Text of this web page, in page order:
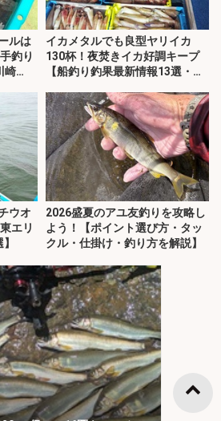
ルは
釣り
崎
イカメタルでも良型ヤリイカ
130杯！夜焚きイカ好調キープ
【船釣り釣果最新情報13選・玄
ウオ
エリ
2026盛夏のアユ友釣りを攻略し
よう！【ポイント選び方・タッ
クル・仕掛け・釣り方を解説】